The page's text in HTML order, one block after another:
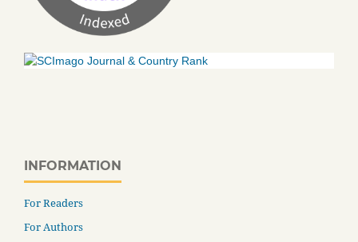
INFORMATION
For Readers
For Authors